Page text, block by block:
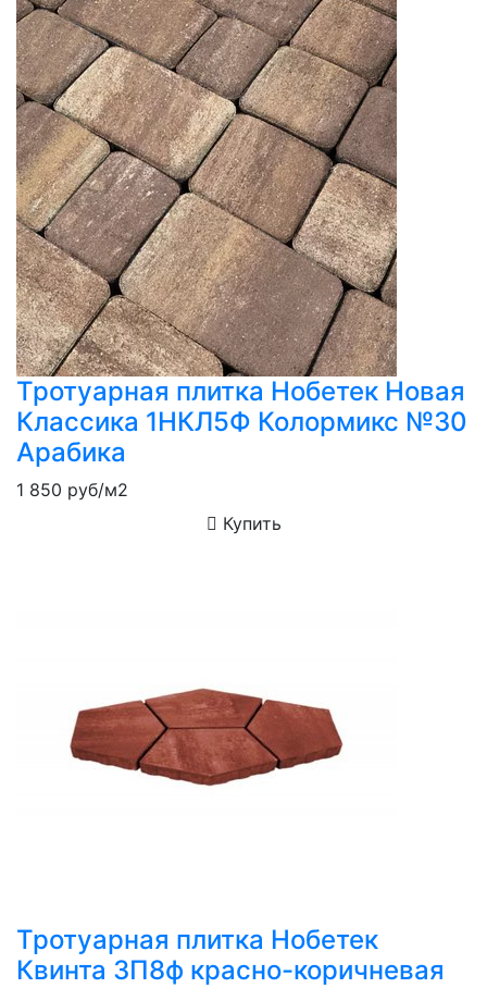
Тротуарная плитка Нобетек Новая
Классика 1НКЛ5Ф Колормикс №30
Арабика
1 850 руб/м2
Купить
Тротуарная плитка Нобетек
Квинта 3П8ф красно-коричневая